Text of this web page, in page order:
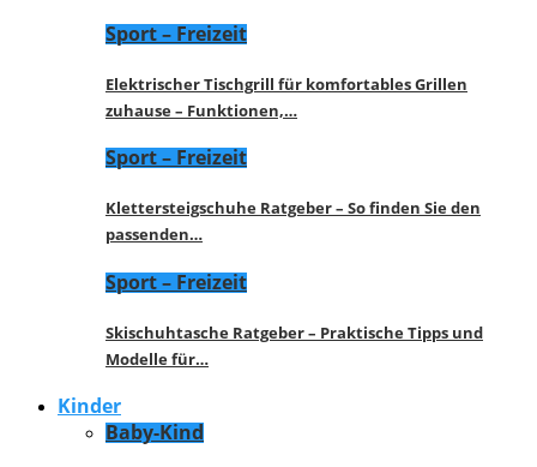
Sport – Freizeit
Elektrischer Tischgrill für komfortables Grillen
zuhause – Funktionen,…
Sport – Freizeit
Klettersteigschuhe Ratgeber – So finden Sie den
passenden…
Sport – Freizeit
Skischuhtasche Ratgeber – Praktische Tipps und
Modelle für…
Kinder
Baby-Kind